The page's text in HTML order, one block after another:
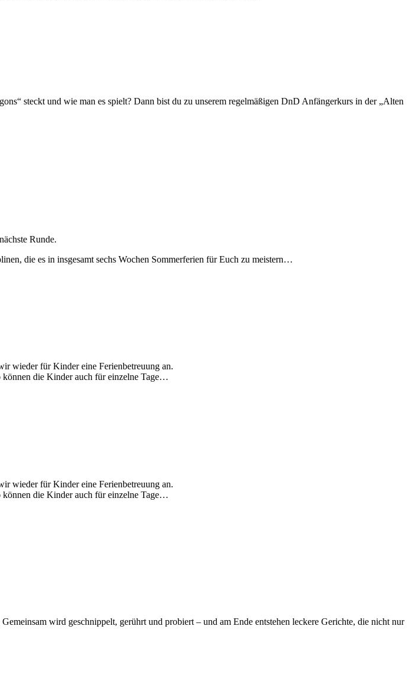
steckt und wie man es spielt? Dann bist du zu unserem regelmäßigen DnD Anfängerkurs in der „Alten
Runde.
die es in insgesamt sechs Wochen Sommerferien für Euch zu meistern…
wieder für Kinder eine Ferienbetreuung an.
können die Kinder auch für einzelne Tage…
wieder für Kinder eine Ferienbetreuung an.
können die Kinder auch für einzelne Tage…
wird geschnippelt, gerührt und probiert – und am Ende entstehen leckere Gerichte, die nicht nur